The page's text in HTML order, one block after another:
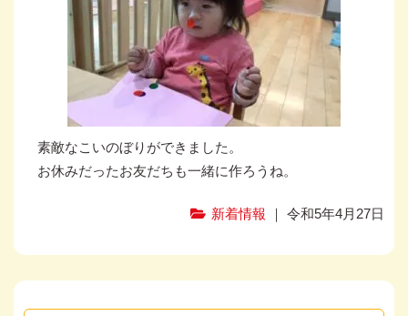
素敵なこいのぼりができました。
お休みだったお友だちも一緒に作ろうね。
新着情報 ｜ 令和5年4月27日